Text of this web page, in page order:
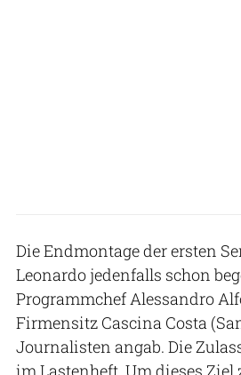
Die Endmontage der ersten
Leonardo jedenfalls schon
Programmchef Alessandro
Firmensitz Cascina Costa
Journalisten angab. Die
im Lastenheft. Um dieses Ziel